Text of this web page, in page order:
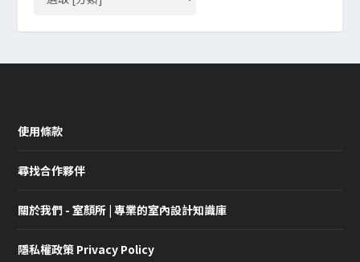
使用條款
尋找合作夥伴
關於我們 - 室顏所 | 專業的室內設計知識庫
隱私權政策 Privacy Policy